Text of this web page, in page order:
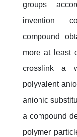
groups
invention
compound
more at least
crosslink a
polyvalent
anionic
a compound
polymer